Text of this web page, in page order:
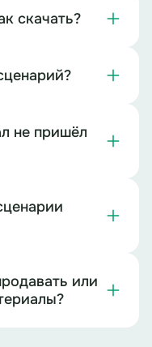
скачать?
не пришёл
или